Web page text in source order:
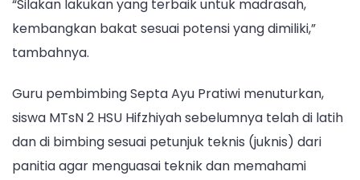
“Silakan lakukan yang terbaik untuk madrasah,
kembangkan bakat sesuai potensi yang dimiliki,”
tambahnya.
Guru pembimbing Septa Ayu Pratiwi menuturkan,
siswa MTsN 2 HSU Hifzhiyah sebelumnya telah di latih
dan di bimbing sesuai petunjuk teknis (juknis) dari
panitia agar menguasai teknik dan memahami